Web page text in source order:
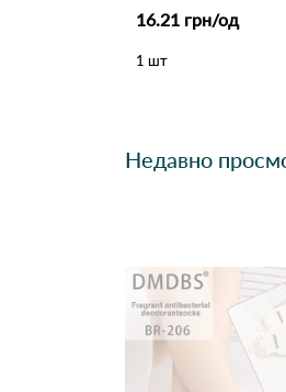
16.21 грн/од
1 шт
Недавно